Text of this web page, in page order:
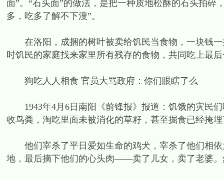
面”。“石头面”的做法，是把一种质地松酥的石头拍
多，吃多了解不下溲”。
在洛阳，成捆的树叶被卖给饥民当食物，一块钱一
时饥民的家庭找来家里所有残存的食物，共同吃上最
狗吃人人相食 官员大骂政府：你们眼瞎了么
1943年4月6日南阳《前锋报》报道：饥饿的灾民们
收鸟粪，淘吃里面未被消化的草籽，甚至掘食已经掩
他们宰杀了平日爱如生命的鸡犬，宰杀了他们相依
地，最后摘下他们的心头肉——卖了儿女，卖了老婆。